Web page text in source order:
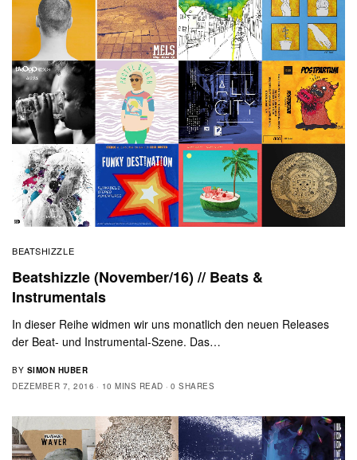
BEATSHIZZLE
Beatshizzle (November/16) // Beats &
Instrumentals
In dieser Reihe widmen wir uns monatlich den neuen Releases
der Beat- und Instrumental-Szene. Das…
BY SIMON HUBER
DEZEMBER 7, 2016
10 MINS READ 0 SHARES